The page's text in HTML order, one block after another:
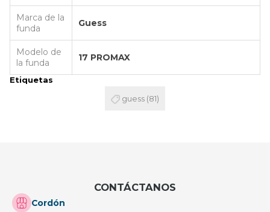
Marca de la
funda
Guess
Modelo de
la funda
17 PROMAX
Etiquetas
guess (81)
CONTÁCTANOS
Cordón